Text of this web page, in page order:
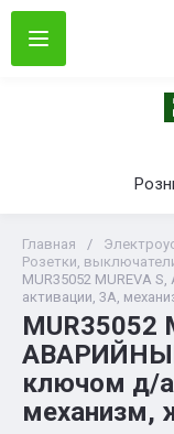
Главная /
Розетки,
MUR35052
активации, 3А,
MUR35052
ключом д/
механизм,